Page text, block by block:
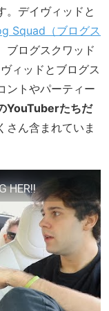
。デイヴィッドと
Squad（ブログス
ブログスクワッド
ィッドとブログス
ントやパーティー
YouTuberたちだ
さん含まれていま
HER!!